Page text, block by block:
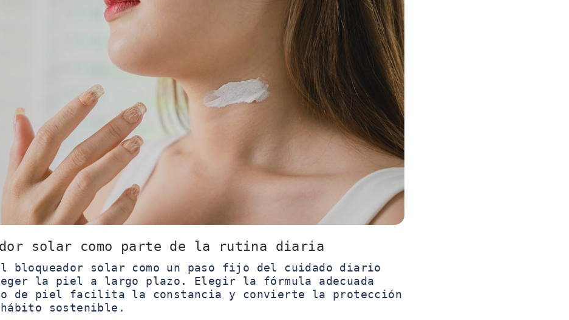
solar como parte de la rutina diaria
bloqueador solar como un paso fijo del cuidado diario
la piel a largo plazo. Elegir la fórmula adecuada
de piel facilita la constancia y convierte la protección
sostenible.